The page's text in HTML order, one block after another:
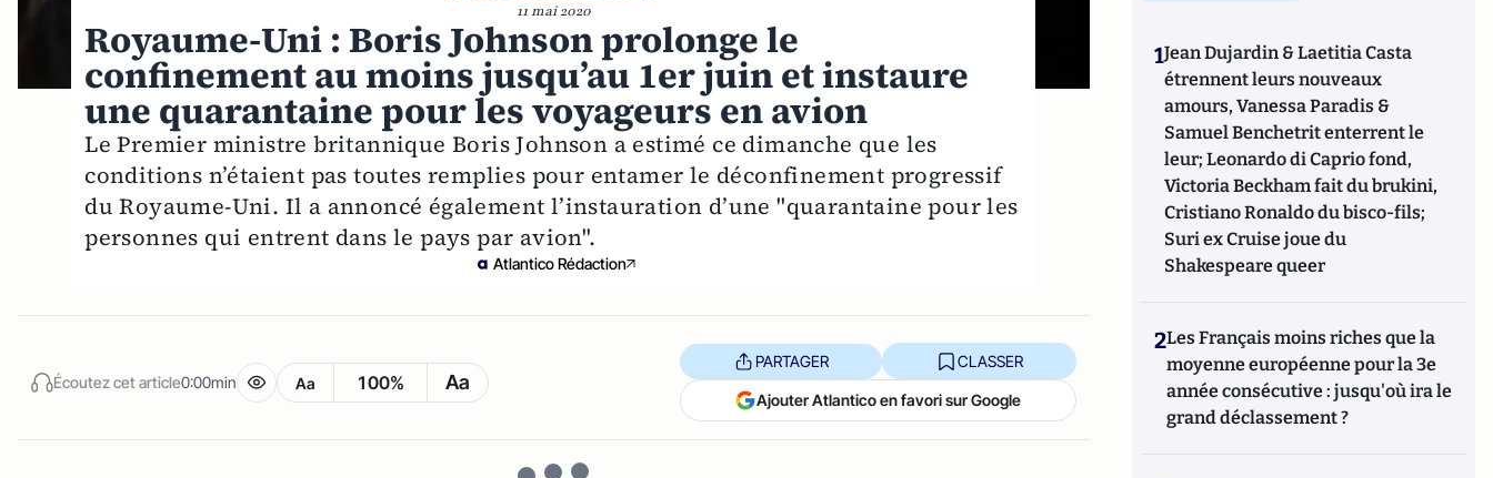
11 mai 2020
Royaume-Uni : Boris Johnson prolonge le
confinement au moins jusqu’au 1er juin et instaure
une quarantaine pour les voyageurs en avion
Le Premier ministre britannique Boris Johnson a estimé ce dimanche que les
conditions n’étaient pas toutes remplies pour entamer le déconfinement progressif
du Royaume-Uni. Il a annoncé également l’instauration d’une "quarantaine pour les
personnes qui entrent dans le pays par avion".
Atlantico Rédaction
Écoutez cet article0:00min Aa 100% Aa
PARTAGER CLASSER
Ajouter Atlantico en favori sur Google
1Jean Dujardin & Laetitia Casta
étrennent leurs nouveaux
amours, Vanessa Paradis &
Samuel Benchetrit enterrent le
leur; Leonardo di Caprio fond,
Victoria Beckham fait du brukini,
Cristiano Ronaldo du bisco-fils;
Suri ex Cruise joue du
Shakespeare queer
2Les Français moins riches que la
moyenne européenne pour la 3e
année consécutive : jusqu'où ira le
grand déclassement ?